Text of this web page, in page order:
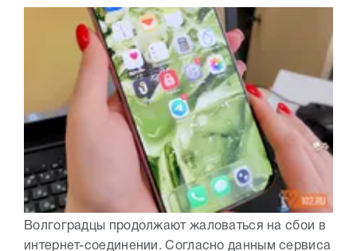
Волгоградцы продолжают жаловаться на сбои в
интернет-соединении. Согласно данным сервиса